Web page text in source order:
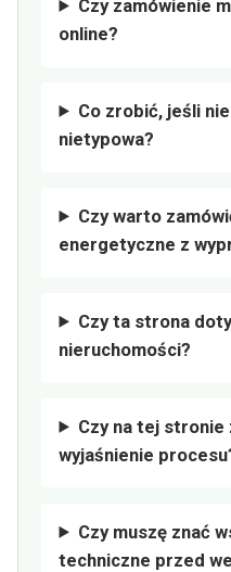
Czy zamówienie
online?
Co zrobić, jeśli
nietypowa?
Czy warto
energetyczne z
Czy ta strona
nieruchomości?
Czy na tej
wyjaśnienie
Czy muszę znać
techniczne przed